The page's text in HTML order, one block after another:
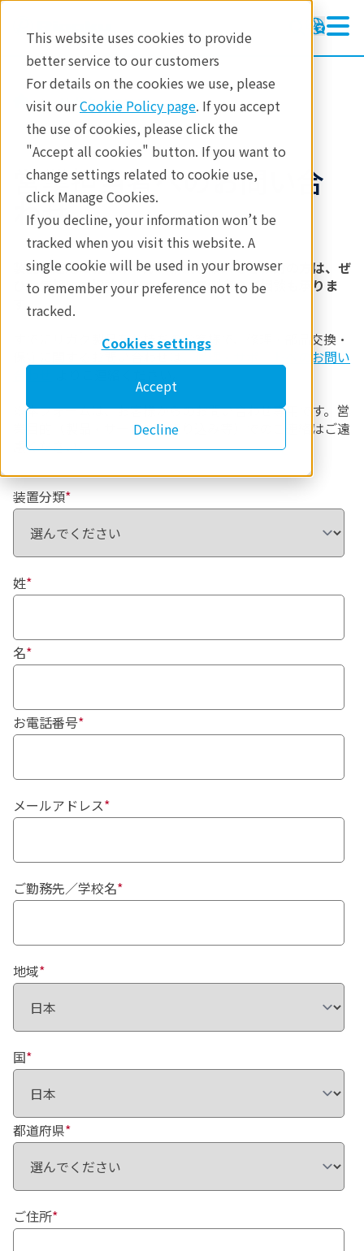
This website uses cookies to provide
better service to our customers
For details on the cookies we use, please
visit ourCookie Policy page. If you accept
the use of cookies, please click the
"Accept all cookies" button. If you want to
change settings related to cookie use,
click Manage Cookies.
If you decline, your information won’t be
tracked when you visit this website. A
single cookie will be used in your browser
to remember your preference not to be
tracked.
Cookies settings
Accept
Decline
リガクについて
営業担当者へのお問い合
わせ
製品の選定にお悩みの方、新規ご購入をご検討の方は、ぜ
ひお気軽にご相談ください。デモ測定のご相談も承りま
す。
すでにリガク製品をお持ちのお客様で、修理・部品交換・
保守に関するお問い合わせは、修理・サポートへのお問い
合わせ
※本フォームは、お客様からのお問い合わせ専用です。営
業目的（製品・サービスの売り込み等）でのご連絡はご遠
慮ください。
装置分類*
姓*
名*
お電話番号*
メールアドレス*
ご勤務先／学校名*
地域*
国*
都道府県*
ご住所*